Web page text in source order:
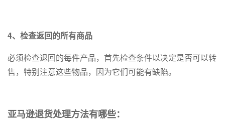
4、检查返回的所有商品
必须检查退回的每件产品，首先检查条件以决定是否可以转
售，特别注意这些物品，因为它们可能有缺陷。
亚马逊退货处理方法有哪些：